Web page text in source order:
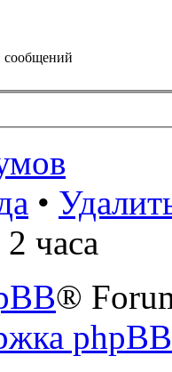
сообщений
•
часа
®
phpBB